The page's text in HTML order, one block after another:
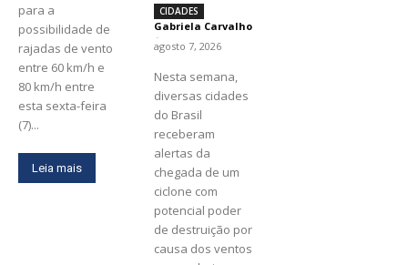
para a
possibilidade de
rajadas de vento
entre 60 km/h e
80 km/h entre
esta sexta-feira
(7)...
Leia mais
CIDADES
Gabriela Carvalho
-
agosto 7, 2026
Nesta semana,
diversas cidades
do Brasil
receberam
alertas da
chegada de um
ciclone com
potencial poder
de destruição por
causa dos ventos